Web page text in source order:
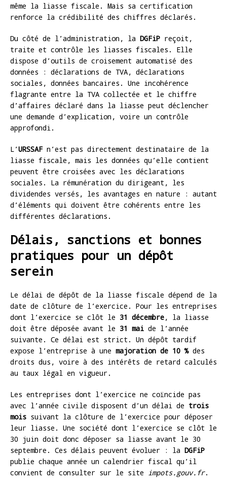
même la liasse fiscale. Mais sa certification
renforce la crédibilité des chiffres déclarés.
Du côté de l’administration, la DGFiP reçoit,
traite et contrôle les liasses fiscales. Elle
dispose d’outils de croisement automatisé des
données : déclarations de TVA, déclarations
sociales, données bancaires. Une incohérence
flagrante entre la TVA collectée et le chiffre
d’affaires déclaré dans la liasse peut déclencher
une demande d’explication, voire un contrôle
approfondi.
L’URSSAFn’est pas directement destinataire de la
liasse fiscale, mais les données qu’elle contient
peuvent être croisées avec les déclarations
sociales. La rémunération du dirigeant, les
dividendes versés, les avantages en nature : autant
d’éléments qui doivent être cohérents entre les
différentes déclarations.
Délais, sanctions et bonnes
pratiques pour un dépôt
serein
Le délai de dépôt de la liasse fiscale dépend de la
date de clôture de l’exercice. Pour les entreprises
dont l’exercice se clôt le 31 décembre, la liasse
doit être déposée avant le 31 mai de l’année
suivante. Ce délai est strict. Un dépôt tardif
expose l’entreprise à une majoration de 10 %des
droits dus, voire à des intérêts de retard calculés
au taux légal en vigueur.
Les entreprises dont l’exercice ne coïncide pas
avec l’année civile disposent d’un délai de trois
mois suivant la clôture de l’exercice pour déposer
leur liasse. Une société dont l’exercice se clôt le
30 juin doit donc déposer sa liasse avant le 30
septembre. Ces délais peuvent évoluer : la DGFiP
publie chaque année un calendrier fiscal qu’il
convient de consulter sur le site
impots.gouv.fr.